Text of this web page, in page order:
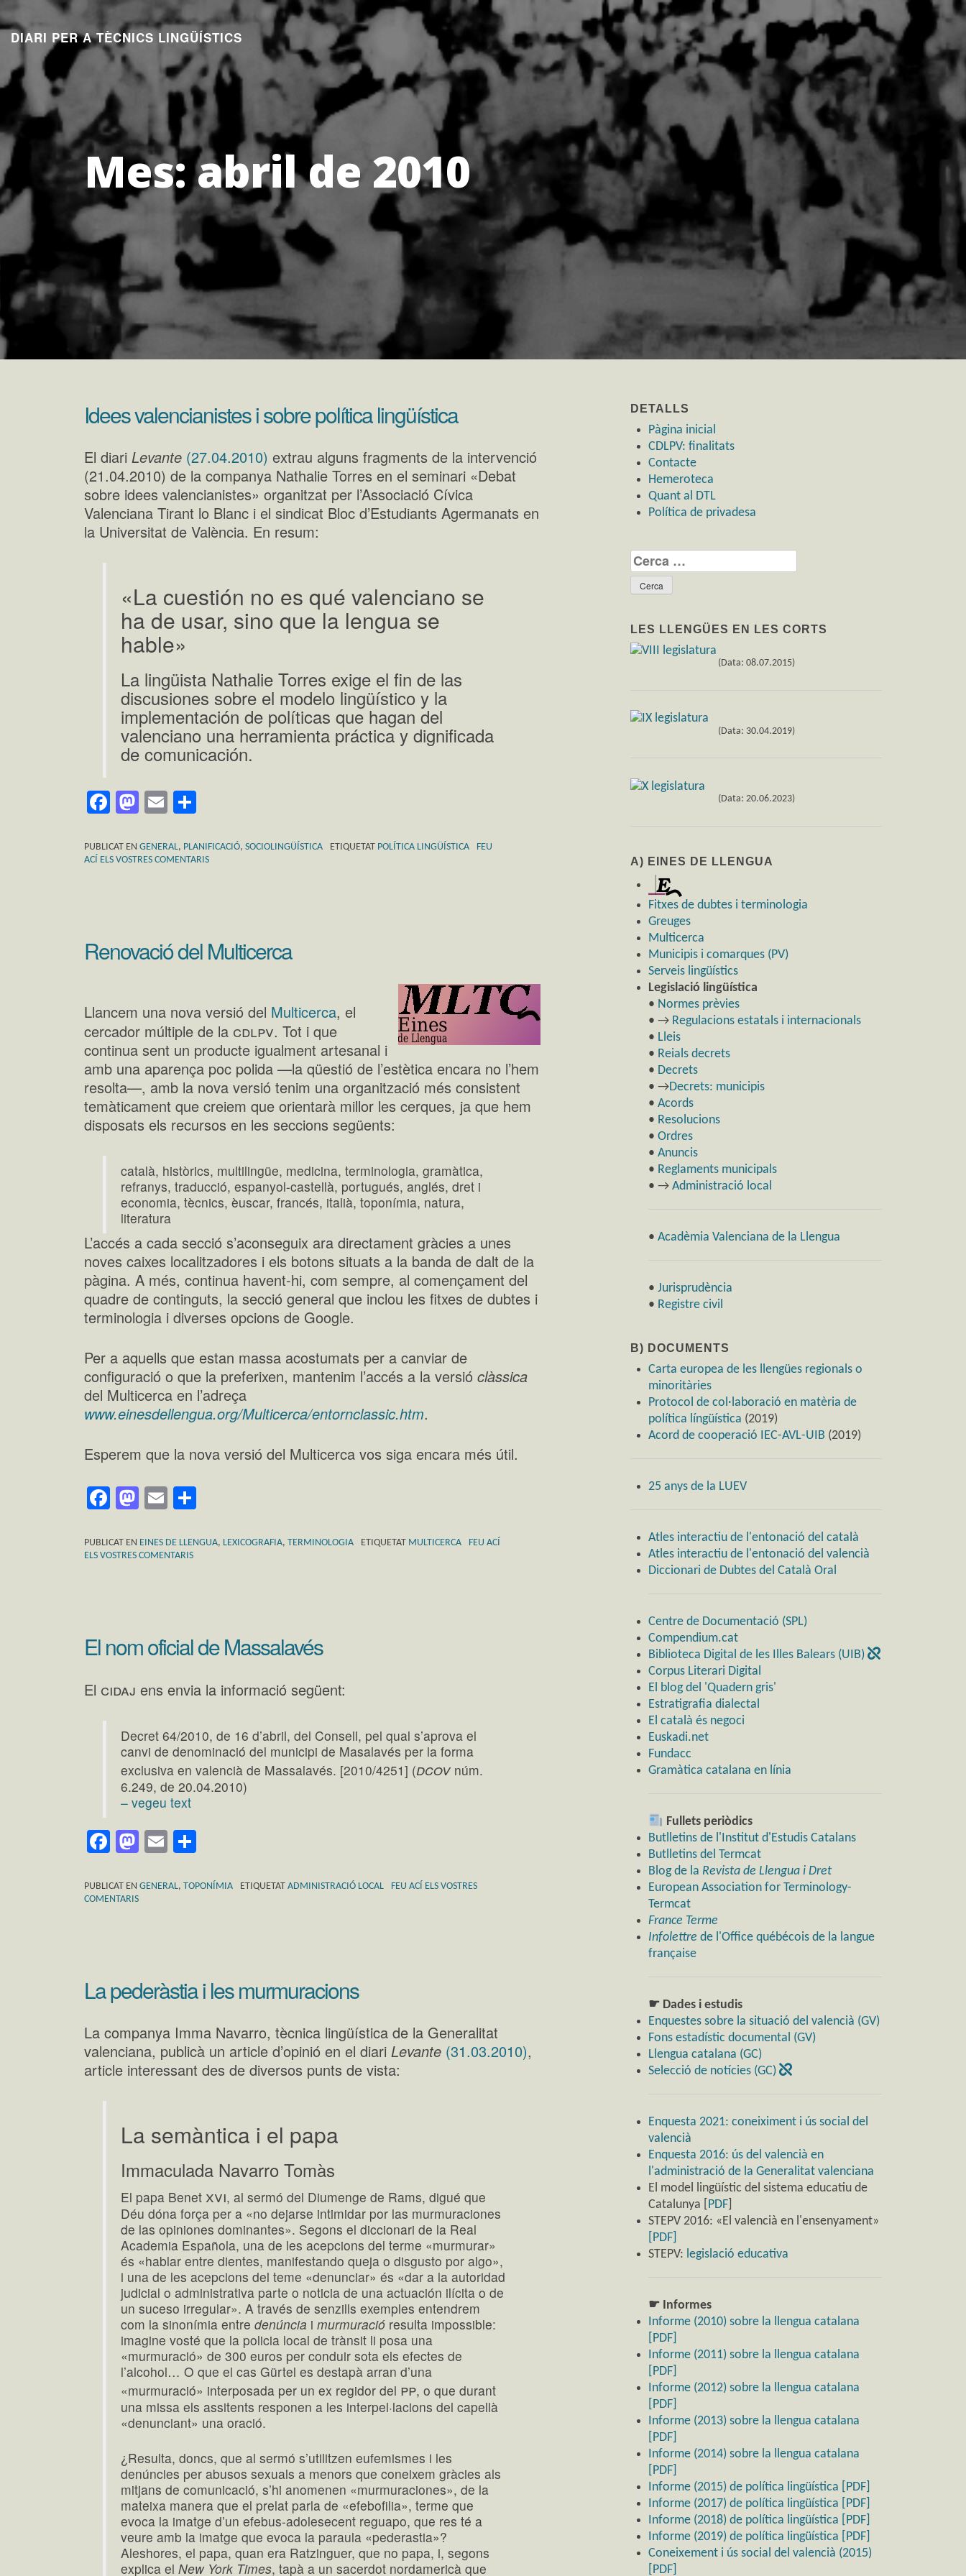
Aneu
al
contingut
DIARI PER A TÈCNICS LINGÜÍSTICS
Mes:abril de 2010
Idees valencianistes i sobre política lingüística
El diari Levante (27.04.2010) extrau alguns fragments de la intervenció
(21.04.2010) de la companya Nathalie Torres en el seminari «Debat
sobre idees valencianistes» organitzat per l’Associació Cívica
Valenciana Tirant lo Blanc i el sindicat Bloc d’Estudiants Agermanats en
la Universitat de València. En resum:
«La cuestión no es qué valenciano se
ha de usar, sino que la lengua se
hable»
La lingüista Nathalie Torres exige el fin de las
discusiones sobre el modelo lingüístico y la
implementación de políticas que hagan del
valenciano una herramienta práctica y dignificada
de comunicación.
Facebook
Mastodon
Email
PUBLICAT EN GENERAL, PLANIFICACIÓ, SOCIOLINGÜÍSTICA ETIQUETAT POLÍTICA LINGÜÍSTICA
FEU
ACÍ ELS VOSTRES COMENTARIS
Renovació del Multicerca
Llancem una nova versió del Multicerca, el
cercador múltiple de la cdlpv. Tot i que
continua sent un producte igualment artesanal i
amb una aparença poc polida —la qüestió de l’estètica encara no l’hem
resolta—, amb la nova versió tenim una organització més consistent
temàticament que creiem que orientarà millor les cerques, ja que hem
disposats els recursos en les seccions següents:
català, històrics, multilingüe, medicina, terminologia, gramàtica,
refranys, traducció, espanyol-castellà, portugués, anglés, dret i
economia, tècnics, èuscar, francés, italià, toponímia, natura,
literatura
L’accés a cada secció s’aconseguix ara directament gràcies a unes
noves caixes localitzadores i els botons situats a la banda de dalt de la
pàgina. A més, continua havent-hi, com sempre, al començament del
quadre de continguts, la secció general que inclou les fitxes de dubtes i
terminologia i diverses opcions de Google.
Per a aquells que estan massa acostumats per a canviar de
configuració o que la preferixen, mantenim l’accés a la versió clàssica
del Multicerca en l’adreça
www.einesdellengua.org/Multicerca/entornclassic.htm.
Esperem que la nova versió del Multicerca vos siga encara més útil.
Facebook
Mastodon
Email
PUBLICAT EN EINES DE LLENGUA, LEXICOGRAFIA, TERMINOLOGIA ETIQUETAT MULTICERCA
FEU ACÍ
ELS VOSTRES COMENTARIS
El nom oficial de Massalavés
El cidaj ens envia la informació següent:
Decret 64/2010, de 16 d’abril, del Consell, pel qual s’aprova el
canvi de denominació del municipi de Masalavés per la forma
exclusiva en valencià de Massalavés. [2010/4251] (dcov núm.
6.249, de 20.04.2010)
– vegeu text
Facebook
Mastodon
Email
PUBLICAT EN GENERAL, TOPONÍMIA ETIQUETAT ADMINISTRACIÓ LOCAL
FEU ACÍ ELS VOSTRES
COMENTARIS
La pederàstia i les murmuracions
La companya Imma Navarro, tècnica lingüística de la Generalitat
valenciana, publicà un article d’opinió en el diari Levante (31.03.2010),
article interessant des de diversos punts de vista:
La semàntica i el papa
Immaculada Navarro Tomàs
El papa Benet xvi, al sermó del Diumenge de Rams, digué que
Déu dóna força per a «no dejarse intimidar por las murmuraciones
de las opiniones dominantes». Segons el diccionari de la Real
Academia Española, una de les acepcions del terme «murmurar»
és «hablar entre dientes, manifestando queja o disgusto por algo»,
i una de les acepcions del teme «denunciar» és «dar a la autoridad
judicial o administrativa parte o noticia de una actuación ilícita o de
un suceso irregular». A través de senzills exemples entendrem
com la sinonímia entredenúncia imurmuració resulta impossible:
imagine vosté que la policia local de trànsit li posa una
«murmuració» de 300 euros per conduir sota els efectes de
l’alcohol… O que el cas Gürtel es destapà arran d’una
«murmuració» interposada per un ex regidor del pp, o que durant
una missa els assitents responen a les interpel·lacions del capellà
«denunciant» una oració.
¿Resulta, doncs, que al sermó s’utilitzen eufemismes i les
denúncies per abusos sexuals a menors que coneixem gràcies als
mitjans de comunicació, s’hi anomenen «murmuraciones», de la
mateixa manera que el prelat parla de «efebofilia», terme que
evoca la imatge d’un efebus-adolesecent reguapo, que res té a
veure amb la imatge que evoca la paraula «pederastia»?
Aleshores, el papa, quan era Ratzinguer, que no papa, i, segons
explica elNew York Times, tapà a un sacerdot nordamericà que
DETALLS
Pàgina inicial
CDLPV: finalitats
Contacte
Hemeroteca
Quant al DTL
Política de privadesa
Cerca:
LES LLENGÜES EN LES CORTS
(Data: 08.07.2015)
(Data: 30.04.2019)
(Data: 20.06.2023)
A) EINES DE LLENGUA
Fitxes de dubtes i terminologia
Greuges
Multicerca
Municipis i comarques (PV)
Serveis lingüístics
Legislació lingüística
• Normes prèvies
• → Regulacions estatals i internacionals
• Lleis
• Reials decrets
• Decrets
• →Decrets: municipis
• Acords
• Resolucions
• Ordres
• Anuncis
• Reglaments municipals
• → Administració local
• Acadèmia Valenciana de la Llengua
• Jurisprudència
• Registre civil
B) DOCUMENTS
Carta europea de les llengües regionals o
minoritàries
Protocol de col·laboració en matèria de
política língüística (2019)
Acord de cooperació IEC-AVL-UIB (2019)
25 anys de la LUEV
Atles interactiu de l'entonació del català
Atles interactiu de l'entonació del valencià
Diccionari de Dubtes del Català Oral
Centre de Documentació (SPL)
Compendium.cat
Biblioteca Digital de les Illes Balears (UIB)
Corpus Literari Digital
El blog del 'Quadern gris'
Estratigrafia dialectal
El català és negoci
Euskadi.net
Fundacc
Gramàtica catalana en línia
Fullets periòdics
Butlletins de l'Institut d'Estudis Catalans
Butlletins del Termcat
Blog de la Revista de Llengua i Dret
European Association for Terminology-
Termcat
France Terme
Infolettre de l'Office québécois de la langue
française
☛ Dades i estudis
Enquestes sobre la situació del valencià (GV)
Fons estadístic documental (GV)
Llengua catalana (GC)
Selecció de notícies (GC)
Enquesta 2021: coneiximent i ús social del
valencià
Enquesta 2016: ús del valencià en
l'administració de la Generalitat valenciana
El model lingüístic del sistema educatiu de
Catalunya [
PDF
STEPV 2016: «El valencià en l'ensenyament»
[PDF]
STEPV: legislació educativa
☛ Informes
Informe (2010) sobre la llengua catalana
[PDF]
Informe (2011) sobre la llengua catalana
[PDF]
Informe (2012) sobre la llengua catalana
[PDF]
Informe (2013) sobre la llengua catalana
[PDF]
Informe (2014) sobre la llengua catalana
[PDF]
Informe (2015) de política lingüística [PDF]
Informe (2017) de política lingüística [PDF]
Informe (2018) de política lingüística [PDF]
Informe (2019) de política lingüística [PDF]
Coneixement i ús social del valencià (2015)
[PDF]